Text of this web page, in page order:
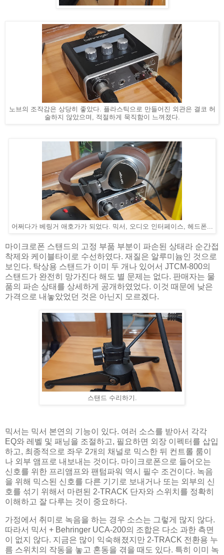
노브의 조작감은 상당히 좋았다. 플라스틱으로 만들어진 외관은 결코 허
술하지 않았으며, 적절하게 묵직함이 느껴졌다.
어쩌다가 베링거 애호가가 되었다. 믹서, 오디오 인터페이스, 헤드폰...
마이크로폰 스탠드의 고정 부품 부분이 파손된 상태라 순간접
착제와 케이블타이로 수선하였다. 재질은 알루미늄인 것으로
보인다. 탁상용 스탠드가 이미 두 개나 있어서 JTCM-800의
스탠드가 완전히 망가진다 해도 별 문제는 없다. 판매자는 물
품의 파손 상태를 상세하게 공개하였었다. 이것 때문에 낮은
가격으로 내놓았었던 것은 아닌지 모르겠다.
스탠드 수리하기.
믹서는 믹서 본연의 기능이 있다. 여러 소스를 받아서 각각
EQ와 레벨 및 패닝을 조절하고, 필요하면 외장 이펙터를 삽입
하고, 최종적으로 좌우 2개의 채널로 믹스한 뒤 컨트롤 룸이
나 외부 앰프로 내보내는 것이다. 마이크로폰으로 들어오는
신호를 위한 프리앰프와 팬텀파워 역시 필수 조건이다. 녹음
을 위해 믹스된 신호를 다른 기기로 보내거나 또는 외부의 신
호를 섞기 위해서 마련된 2-TRACK 단자와 스위치를 정확히
이해하고 잘 다루는 것이 중요하다.
가정에서 취미로 녹음을 하는 경우 소스는 그렇게 많지 않다.
따라서 믹서 + Behringer UCA-200의 조합은 다소 과한 측면
이 없지 않다. 지금은 많이 익숙해졌지만 2-TRACK 전환용 누
름 스위치의 작동을 놓고 혼동을 겪을 때도 있다. 특히 이미 녹